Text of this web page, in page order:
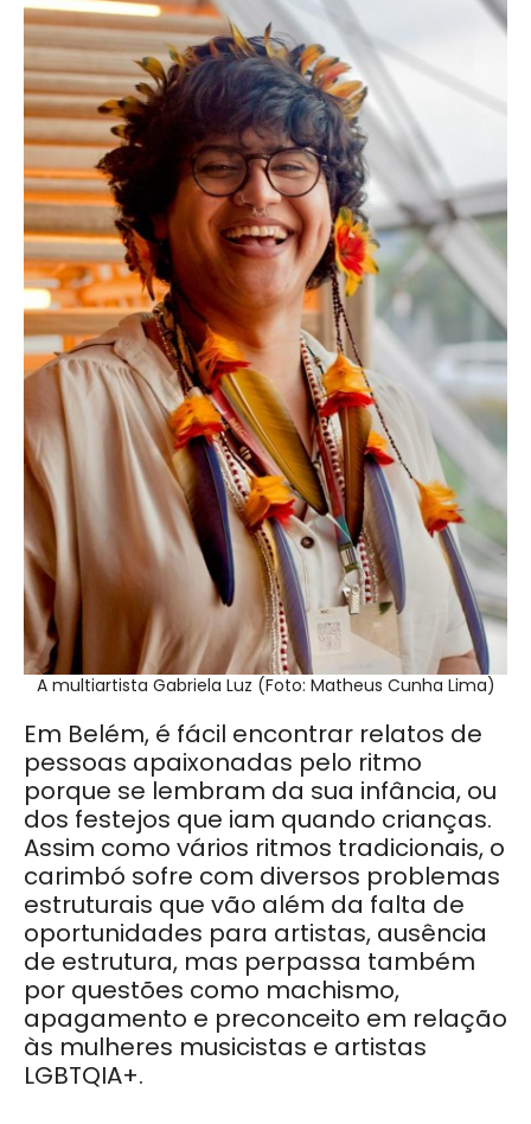
A multiartista Gabriela Luz (Foto: Matheus Cunha Lima)
Em Belém, é fácil encontrar relatos de
pessoas apaixonadas pelo ritmo
porque se lembram da sua infância, ou
dos festejos que iam quando crianças.
Assim como vários ritmos tradicionais, o
carimbó sofre com diversos problemas
estruturais que vão além da falta de
oportunidades para artistas, ausência
de estrutura, mas perpassa também
por questões como machismo,
apagamento e preconceito em relação
às mulheres musicistas e artistas
LGBTQIA+.